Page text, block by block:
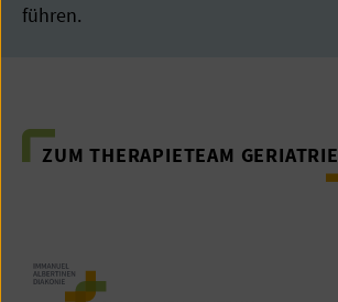
führen.
ZUM THERAPIETEAM GERIATRIE